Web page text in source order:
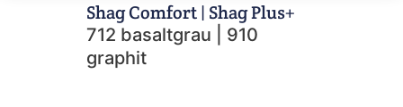
Shag Comfort | Shag Plus+
712 basaltgrau | 910
graphit